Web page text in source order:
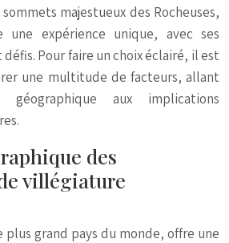
majestueux des Rocheuses,
une expérience unique, avec ses
Pour faire un choix éclairé, il est
une multitude de facteurs, allant
géographique aux implications
des
villégiature
plus grand pays du monde, offre une